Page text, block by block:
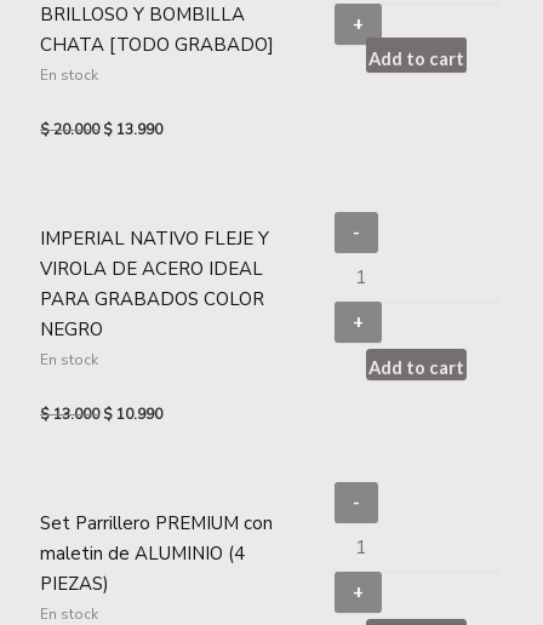
BRILLOSO Y BOMBILLA
CHATA [TODO GRABADO]
En stock
$20.000 $ 13.990
+
Add to cart
IMPERIAL NATIVO FLEJE Y
VIROLA DE ACERO IDEAL
PARA GRABADOS COLOR
NEGRO
En stock
$13.000 $ 10.990
-
+
Add to cart
Set Parrillero PREMIUM con
maletin de ALUMINIO (4
PIEZAS)
En stock
-
+